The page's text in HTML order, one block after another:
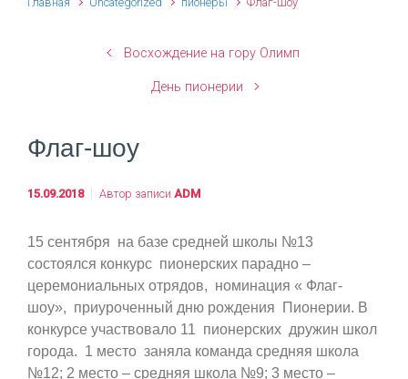
Восхождение на гору Олимп
День пионерии
Флаг-шоу
15.09.2018 Автор записи ADM
15 сентября на базе средней школы №13
состоялся конкурс пионерских парадно –
церемониальных отрядов, номинация « Флаг-
шоу», приуроченный дню рождения Пионерии. В
конкурсе участвовало 11 пионерских дружин школ
города. 1 место заняла команда средняя школа
№12; 2 место – средняя школа №9; 3 место –